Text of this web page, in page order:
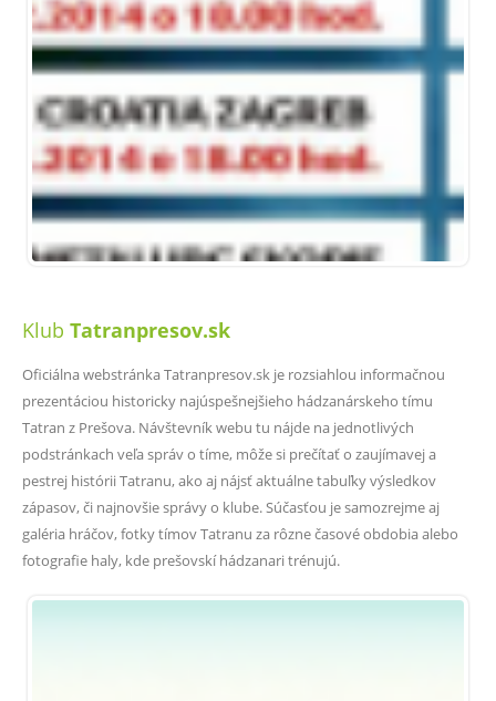
Klub Tatranpresov.sk
Oficiálna webstránka Tatranpresov.sk je rozsiahlou informačnou
prezentáciou historicky najúspešnejšieho hádzanárskeho tímu
Tatran z Prešova. Návštevník webu tu nájde na jednotlivých
podstránkach veľa správ o tíme, môže si prečítať o zaujímavej a
pestrej histórii Tatranu, ako aj nájsť aktuálne tabuľky výsledkov
zápasov, či najnovšie správy o klube. Súčasťou je samozrejme aj
galéria hráčov, fotky tímov Tatranu za rôzne časové obdobia alebo
fotografie haly, kde prešovskí hádzanari trénujú.